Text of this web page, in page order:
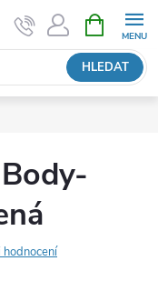
HLEDAT
NÁKUPNÍ
KOŠÍK